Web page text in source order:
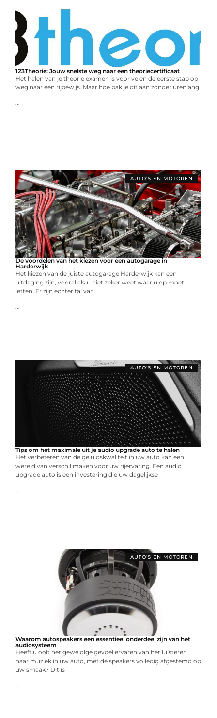
123Theorie: Jouw snelste weg naar een theoriecertificaat
Het halen van je theorie examen is voor velen de eerste stap op
weg naar een rijbewijs. Maar hoe pak je dit aan zonder urenlang
...
AUTO’S EN MOTOREN
De voordelen van het kiezen voor een autogarage in
Harderwijk
Het kiezen van de juiste autogarage Harderwijk kan een
uitdaging zijn, vooral als u niet zeker weet waar u op moet
letten. Er zijn echter tal van
...
AUTO’S EN MOTOREN
Tips om het maximale uit je audio upgrade auto te halen
Het verbeteren van de geluidskwaliteit in uw auto kan een
wereld van verschil maken voor uw rijervaring. Een audio
upgrade auto is een investering die uw dagelijkse
...
AUTO’S EN MOTOREN
Waarom autospeakers een essentieel onderdeel zijn van het
audiosysteem
Heeft u ooit het geweldige gevoel ervaren van het luisteren
naar muziek in uw auto, met de speakers volledig afgestemd op
uw smaak? Dit is
...